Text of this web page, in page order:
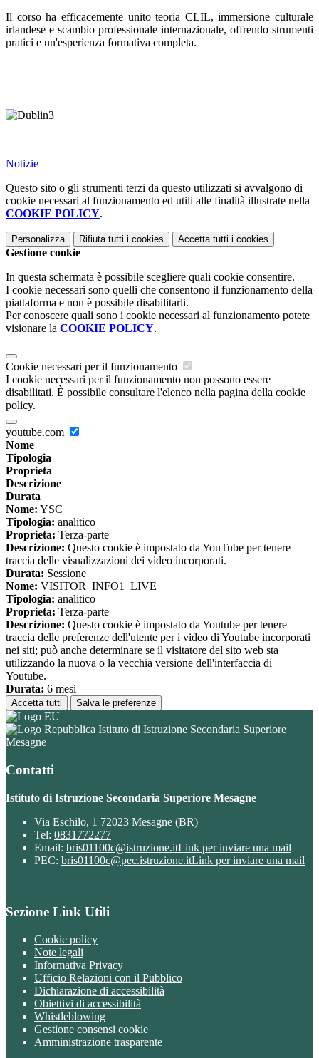
Il corso ha efficacemente unito teoria CLIL, immersione culturale
irlandese e scambio professionale internazionale, offrendo strumenti
pratici e un'esperienza formativa completa.
Notizie
Questo sito o gli strumenti terzi da questo utilizzati si avvalgono di
cookie necessari al funzionamento ed utili alle finalità illustrate nella
COOKIE POLICY.
Personalizza Rifiuta tutti i cookies Accetta tutti i cookies
Gestione cookie
In questa schermata è possibile scegliere quali cookie consentire.
I cookie necessari sono quelli che consentono il funzionamento della
piattaforma e non è possibile disabilitarli.
Per conoscere quali sono i cookie necessari al funzionamento potete
visionare la COOKIE POLICY.
Cookie necessari per il funzionamento
I cookie necessari per il funzionamento non possono essere
disabilitati. È possibile consultare l'elenco nella pagina della cookie
policy.
youtube.com
Nome
Tipologia
Proprieta
Descrizione
Durata
Nome: YSC
Tipologia: analitico
Proprieta: Terza-parte
Descrizione: Questo cookie è impostato da YouTube per tenere
traccia delle visualizzazioni dei video incorporati.
Durata: Sessione
Nome: VISITOR_INFO1_LIVE
Tipologia: analitico
Proprieta: Terza-parte
Descrizione: Questo cookie è impostato da Youtube per tenere
traccia delle preferenze dell'utente per i video di Youtube incorporati
nei siti; può anche determinare se il visitatore del sito web sta
utilizzando la nuova o la vecchia versione dell'interfaccia di
Youtube.
Durata: 6 mesi
Accetta tutti Salva le preferenze
Istituto di Istruzione Secondaria Superiore
Mesagne
Contatti
Istituto di Istruzione Secondaria Superiore Mesagne
Via Eschilo, 1 72023 Mesagne (BR)
Tel: 0831772277
Email: bris01100c@istruzione.itLink per inviare una mail
PEC: bris01100c@pec.istruzione.itLink per inviare una mail
Sezione Link Utili
Cookie policy
Note legali
Informativa Privacy
Ufficio Relazioni con il Pubblico
Dichiarazione di accessibilità
Obiettivi di accessibilità
Whistleblowing
Gestione consensi cookie
Amministrazione trasparente